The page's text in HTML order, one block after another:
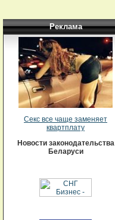
Реклама
Секс все чаще заменяет
квартплату
Новости законодательства
Беларуси